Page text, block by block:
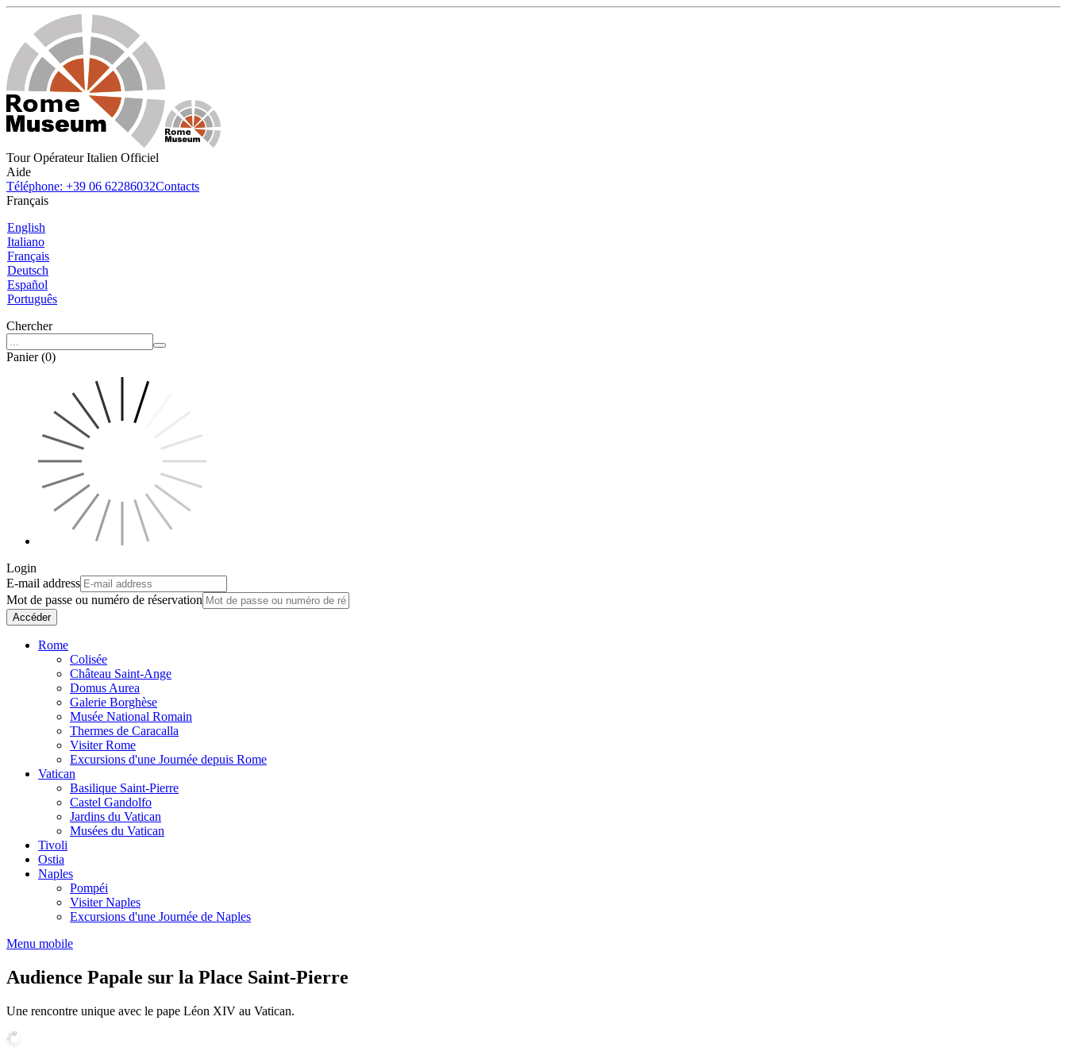
Tour Opérateur Italien Officiel
Aide
Téléphone: +39 06 62286032Contacts
Français
English
Italiano
Français
Deutsch
Español
Português
Chercher
Panier (0)
Login
E-mail address
Mot de passe ou numéro de réservation
Accéder
Rome
Colisée
Château Saint-Ange
Domus Aurea
Galerie Borghèse
Musée National Romain
Thermes de Caracalla
Visiter Rome
Excursions d'une Journée depuis Rome
Vatican
Basilique Saint-Pierre
Castel Gandolfo
Jardins du Vatican
Musées du Vatican
Tivoli
Ostia
Naples
Pompéi
Visiter Naples
Excursions d'une Journée de Naples
Menu mobile
Audience Papale sur la Place Saint-Pierre
Une rencontre unique avec le pape Léon XIV au Vatican.